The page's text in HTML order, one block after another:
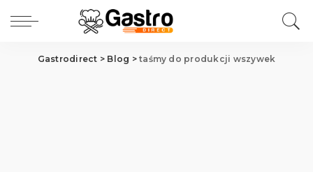
Gastrodirect > Blog >taśmy do produkcji wszywek